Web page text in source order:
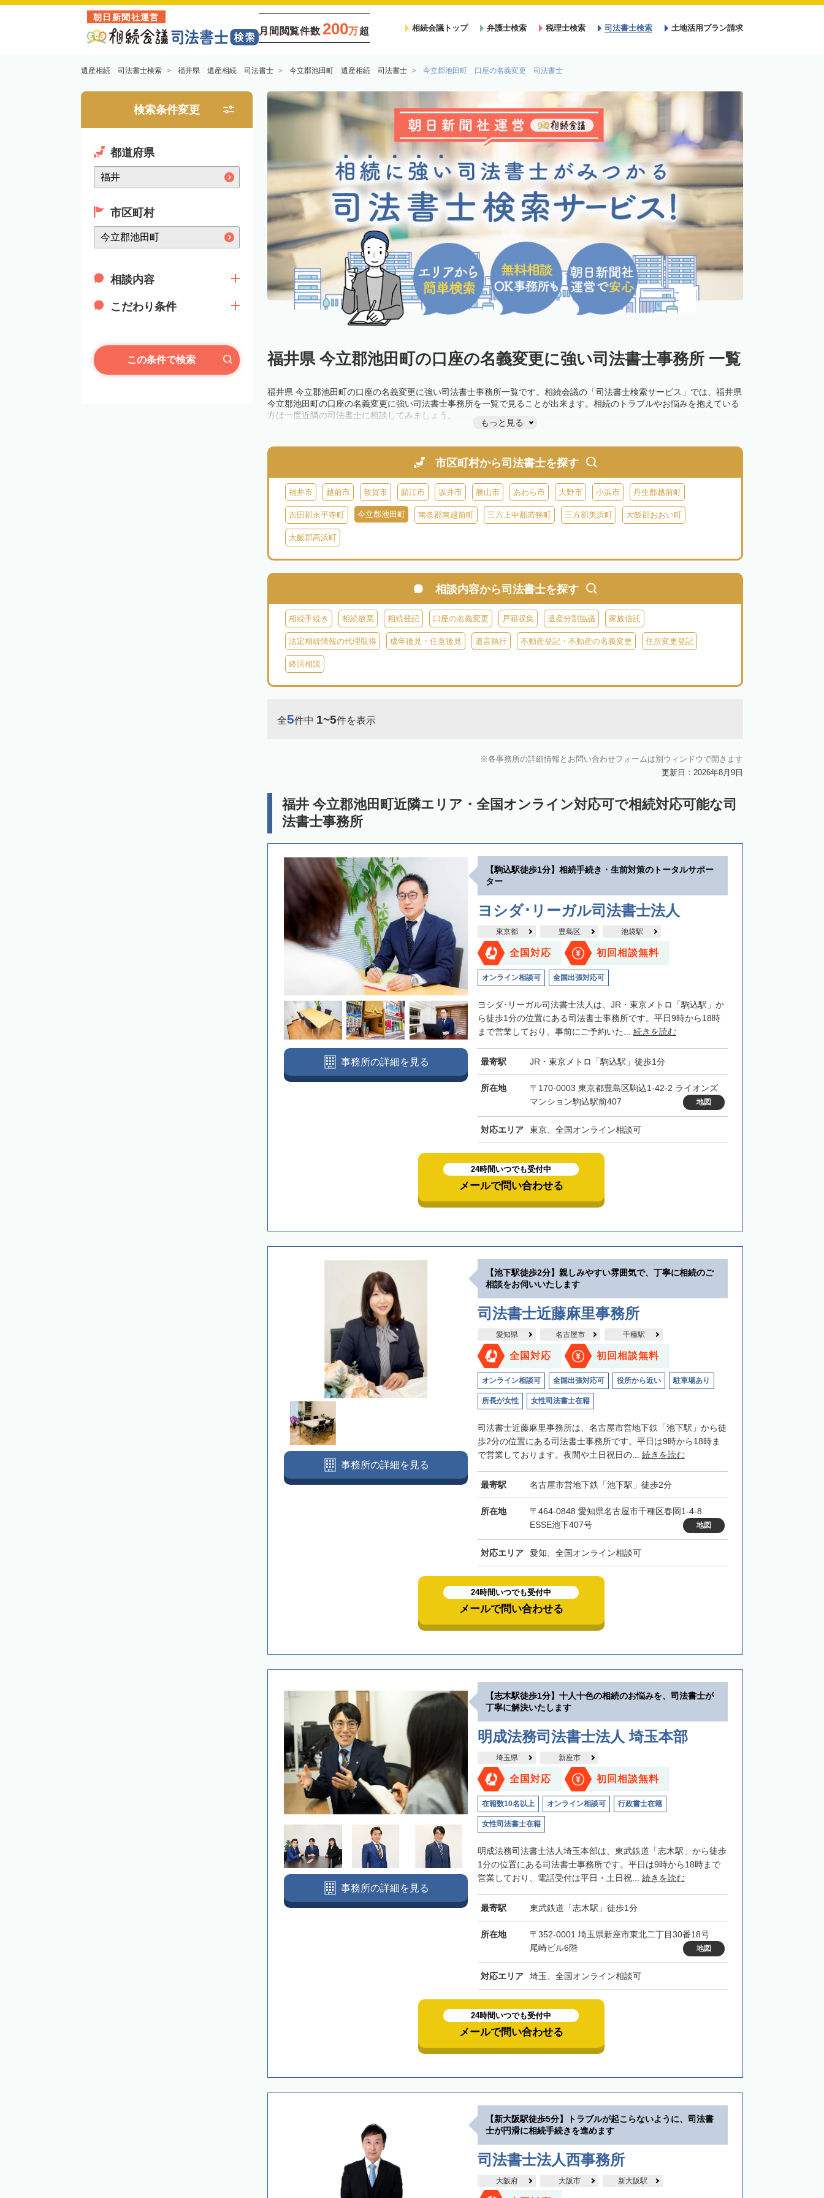
朝日新聞社運営
月間閲覧件数 200万超 相続会議トップ 弁護士検索 税理士検索 司法書士検索 土地活用プラン請求
遺産相続 司法書士検索 福井県 遺産相続 司法書士 今立郡池田町 遺産相続 司法書士 今立郡池田町 口座の名義変更 司法書士
検索条件変更
都道府県
市区町村
相談内容
こだわり条件
この条件で検索 福井県 今立郡池田町の口座の名義変更に強い司法書士事務所 一覧
福井県 今立郡池田町の口座の名義変更に強い司法書士事務所一覧です。相続会議の「司法書士検索サービス」では、福井県
今立郡池田町の口座の名義変更に強い司法書士事務所を一覧で見ることが出来ます。相続のトラブルやお悩みを抱えている
方は一度近隣の司法書士に相談してみましょう。
もっと見る
市区町村から司法書士を探す
福井市 越前市 敦賀市 鯖江市 坂井市 勝山市 あわら市 大野市 小浜市 丹生郡越前町
吉田郡永平寺町 今立郡池田町 南条郡南越前町 三方上中郡若狭町 三方郡美浜町 大飯郡おおい町
大飯郡高浜町
相談内容から司法書士を探す
相続手続き 相続放棄 相続登記 口座の名義変更 戸籍収集 遺産分割協議 家族信託
法定相続情報の代理取得 成年後見・任意後見 遺言執行 不動産登記・不動産の名義変更 住所変更登記
終活相談
全5件中 1~5件を表示
各事務所の詳細情報とお問い合わせフォームは別ウィンドウで開きます
更新日：2026年8月9日
福井 今立郡池田町近隣エリア・全国オンライン対応可で相続対応可能な司
法書士事務所
【駒込駅徒歩1分】相続手続き・生前対策のトータルサポー
ター
ヨシダ･リーガル司法書士法人
東京都 豊島区 池袋駅
全国対応 初回相談無料
オンライン相談可 全国出張対応可
ヨシダ･リーガル司法書士法人は、JR・東京メトロ「駒込駅」か
ら徒歩1分の位置にある司法書士事務所です。平日9時から18時
まで営業しており、事前にご予約いた... 続きを読む
最寄駅 JR・東京メトロ「駒込駅」徒歩1分
所在地
〒170-0003 東京都豊島区駒込1-42-2 ライオンズ
マンション駒込駅前407
地図
対応エリア 東京、全国オンライン相談可
事務所の詳細を見る
24時間いつでも受付中
メールで問い合わせる
【池下駅徒歩2分】親しみやすい雰囲気で、丁寧に相続のご
相談をお伺いいたします
司法書士近藤麻里事務所
愛知県 名古屋市 千種駅
全国対応 初回相談無料
オンライン相談可 全国出張対応可 役所から近い 駐車場あり
所長が女性 女性司法書士在籍
司法書士近藤麻里事務所は、名古屋市営地下鉄「池下駅」から徒
歩2分の位置にある司法書士事務所です。平日は9時から18時ま
で営業しております。夜間や土日祝日の... 続きを読む
最寄駅 名古屋市営地下鉄「池下駅」徒歩2分
所在地
〒464-0848 愛知県名古屋市千種区春岡1-4-8
ESSE池下407号
地図
対応エリア 愛知、全国オンライン相談可
事務所の詳細を見る
24時間いつでも受付中
メールで問い合わせる
【志木駅徒歩1分】十人十色の相続のお悩みを、司法書士が
丁寧に解決いたします
明成法務司法書士法人 埼玉本部
埼玉県 新座市
全国対応 初回相談無料
在籍数10名以上 オンライン相談可 行政書士在籍
女性司法書士在籍
明成法務司法書士法人埼玉本部は、東武鉄道「志木駅」から徒歩
1分の位置にある司法書士事務所です。平日は9時から18時まで
営業しており、電話受付は平日・土日祝... 続きを読む
最寄駅 東武鉄道「志木駅」徒歩1分
所在地
〒352-0001 埼玉県新座市東北二丁目30番18号
尾崎ビル6階
地図
対応エリア 埼玉、全国オンライン相談可
事務所の詳細を見る
24時間いつでも受付中
メールで問い合わせる
【新大阪駅徒歩5分】トラブルが起こらないように、司法書
士が円滑に相続手続きを進めます
司法書士法人西事務所
大阪府 大阪市 新大阪駅